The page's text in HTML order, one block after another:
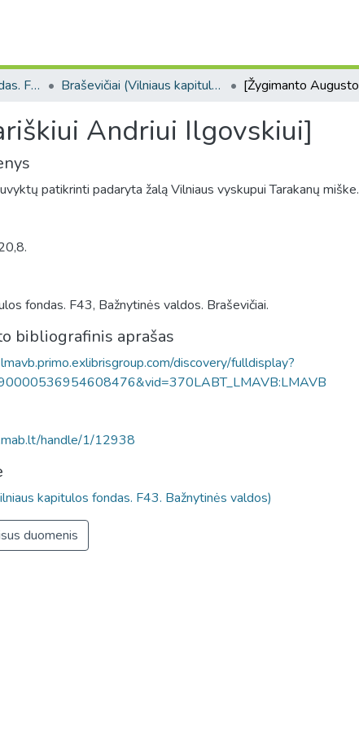
Vilniaus kapitulos fondas. F43 Braševičiai (Vilniaus kapitulos fondas. F43. Bažnytinės valdos)
Andriui Ilgovskiui]
patikrinti padaryta žalą Vilniaus vyskupui Tarakanų miške.
fondas. F43, Bažnytinės valdos. Braševičiai.
bibliografinis aprašas
discovery/fulldisplay?
handle/1/12938
kapitulos fondas. F43. Bažnytinės valdos)
duomenis